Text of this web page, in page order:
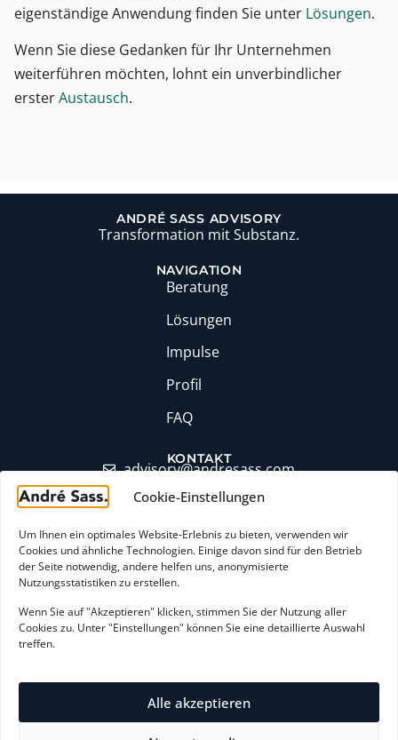
Cookie-Einstellungen
Um Ihnen ein optimales Website-Erlebnis zu bieten, verwenden wir
Cookies und ähnliche Technologien. Einige davon sind für den Betrieb
der Seite notwendig, andere helfen uns, anonymisierte
Nutzungsstatistiken zu erstellen.
Wenn Sie auf "Akzeptieren" klicken, stimmen Sie der Nutzung aller
Cookies zu. Unter "Einstellungen" können Sie eine detaillierte Auswahl
treffen.
Alle akzeptieren
eigenständige Anwendung finden Sie unter Lösungen.
Wenn Sie diese Gedanken für Ihr Unternehmen
weiterführen möchten, lohnt ein unverbindlicher
ersterAustausch.
ANDRÉ SASS ADVISORY
Transformation mit Substanz.
NAVIGATION
Beratung
Lösungen
Impulse
Profil
FAQ
KONTAKT
moc.ssaserdna@yrosivda
+49 (0)6174 9357871
LinkedIn Profil
Erstgespräch buchen
AGB
Zahlungsarten